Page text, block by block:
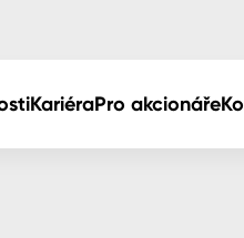
KariéraPro akcionáře